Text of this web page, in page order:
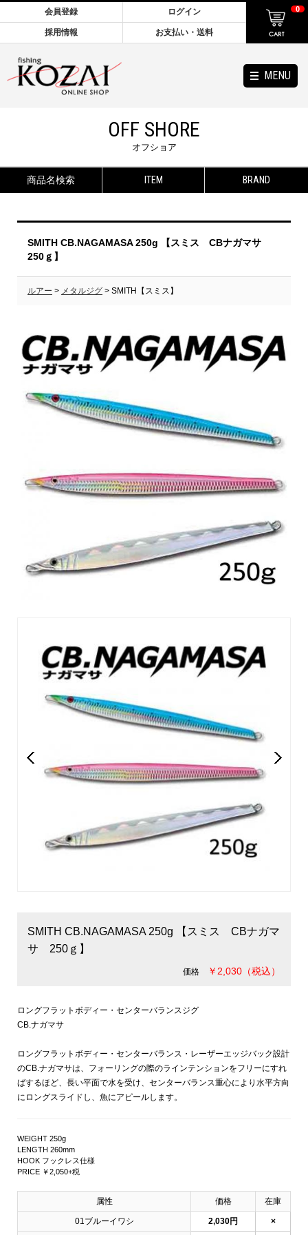
MENU
会員登録 ログイン
採用情報 お支払い・送料
0
OFF SHORE
オフショア
商品名検索 ITEM BRAND
SMITH CB.NAGAMASA 250g 【スミス CBナガマサ
250ｇ】
ルアー > メタルジグ > SMITH【スミス】
SMITH CB.NAGAMASA 250g 【スミス CBナガマ
サ 250ｇ】
価格 ￥2,030（税込）
ロングフラットボディー・センターバランスジグ
CB.ナガマサ
ロングフラットボディー・センターバランス・レーザーエッジバック設計
のCB.ナガマサは、フォーリングの際のラインテンションをフリーにすれ
ばするほど、長い平面で水を受け、センターバランス重心により水平方向
にロングスライドし、魚にアピールします。
WEIGHT 250g
LENGTH 260mm
HOOK フックレス仕様
PRICE ￥2,050+税
属性 価格 在庫
01ブルーイワシ 2,030円 ×